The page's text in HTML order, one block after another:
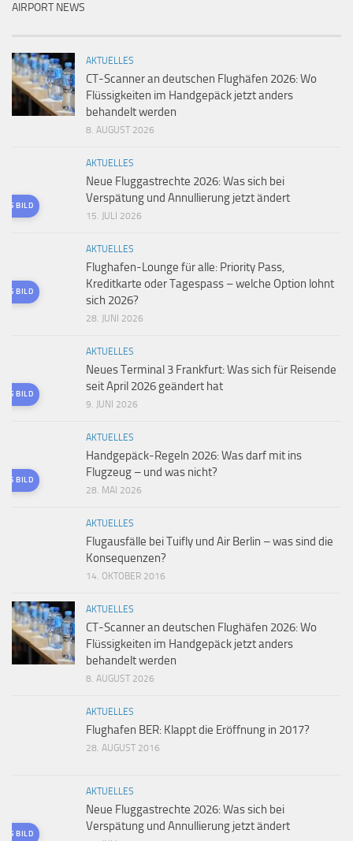
AIRPORT NEWS
AKTUELLES
CT-Scanner an deutschen Flughäfen 2026: Wo
Flüssigkeiten im Handgepäck jetzt anders
behandelt werden
8. AUGUST 2026
BILD
AKTUELLES
Neue Fluggastrechte 2026: Was sich bei
Verspätung und Annullierung jetzt ändert
15. JULI 2026
BILD
AKTUELLES
Flughafen-Lounge für alle: Priority Pass,
Kreditkarte oder Tagespass – welche Option lohnt
sich 2026?
28. JUNI 2026
BILD
AKTUELLES
Neues Terminal 3 Frankfurt: Was sich für Reisende
seit April 2026 geändert hat
9. JUNI 2026
BILD
AKTUELLES
Handgepäck-Regeln 2026: Was darf mit ins
Flugzeug – und was nicht?
28. MAI 2026
AKTUELLES
Flugausfälle bei Tuifly und Air Berlin – was sind die
Konsequenzen?
14. OKTOBER 2016
AKTUELLES
CT-Scanner an deutschen Flughäfen 2026: Wo
Flüssigkeiten im Handgepäck jetzt anders
behandelt werden
8. AUGUST 2026
AKTUELLES
Flughafen BER: Klappt die Eröffnung in 2017?
28. AUGUST 2016
BILD
AKTUELLES
Neue Fluggastrechte 2026: Was sich bei
Verspätung und Annullierung jetzt ändert